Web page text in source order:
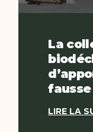
La
fausse
LIRE LA